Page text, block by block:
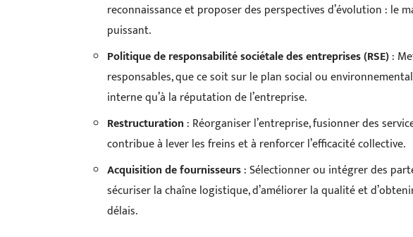
reconnaissance et proposer des perspectives d’évolution : le
puissant.
Politique de responsabilité sociétale des entreprises (RSE):
responsables, que ce soit sur le plan social ou
interne qu’à la réputation de l’entreprise.
Restructuration : Réorganiser l’entreprise, fusionner des
contribue à lever les freins et à renforcer l’efficacité collective.
Acquisition de fournisseurs: Sélectionner ou intégrer des
sécuriser la chaîne logistique, d’améliorer la qualité et
délais.